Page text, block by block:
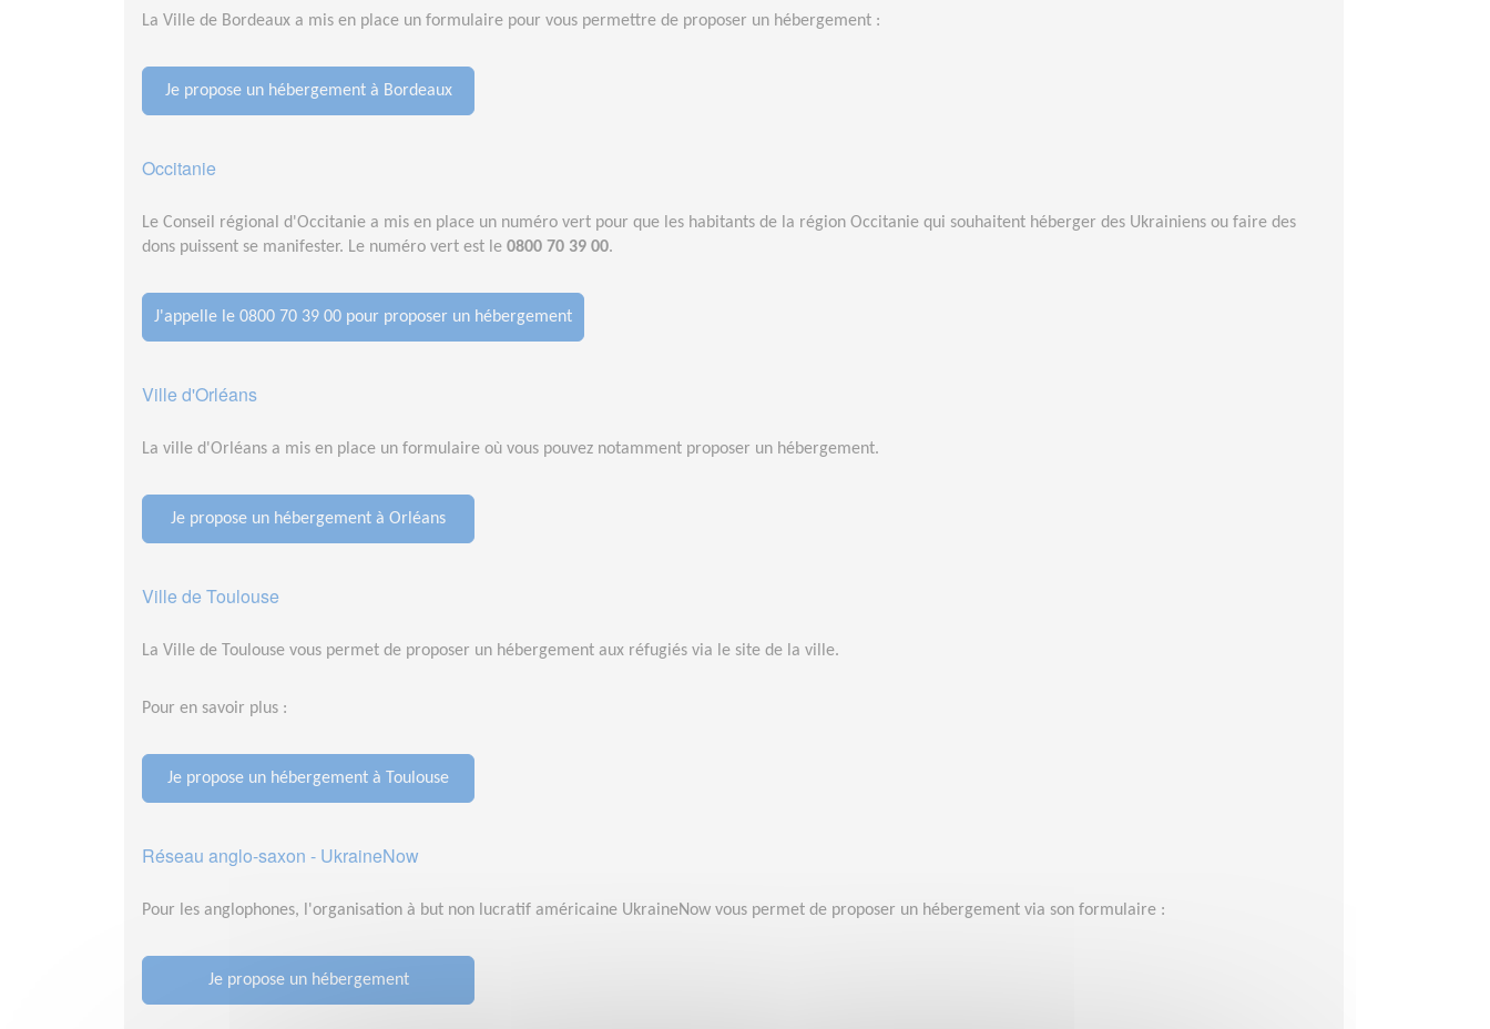
La Ville de Bordeaux a mis en place un formulaire pour vous permettre de proposer un hébergement :
Je propose un hébergement à Bordeaux
Occitanie
Le Conseil régional d'Occitanie a mis en place un numéro vert pour que les habitants de la région Occitanie qui souhaitent héberger des Ukrainiens ou faire des
dons puissent se manifester. Le numéro vert est le 0800 70 39 00.
J'appelle le 0800 70 39 00 pour proposer un hébergement
Ville d'Orléans
La ville d'Orléans a mis en place un formulaire où vous pouvez notamment proposer un hébergement.
Je propose un hébergement à Orléans
Ville de Toulouse
La Ville de Toulouse vous permet de proposer un hébergement aux réfugiés via le site de la ville.
Pour en savoir plus :
Je propose un hébergement à Toulouse
Réseau anglo-saxon - UkraineNow
Pour les anglophones, l'organisation à but non lucratif américaine UkraineNow vous permet de proposer un hébergement via son formulaire :
Je propose un hébergement